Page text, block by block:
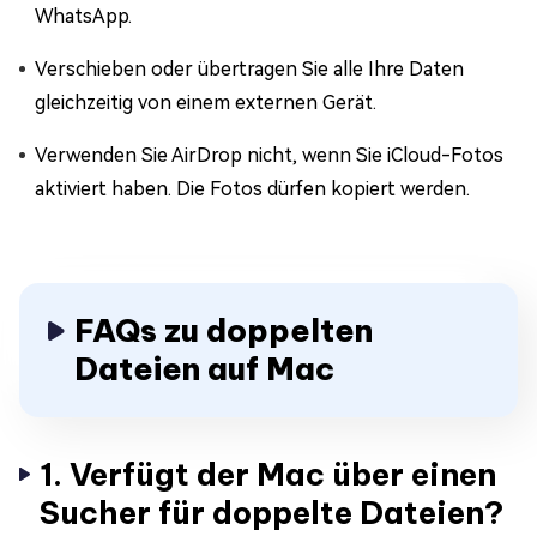
WhatsApp.
Verschieben oder übertragen Sie alle Ihre Daten
gleichzeitig von einem externen Gerät.
Verwenden Sie AirDrop nicht, wenn Sie iCloud-Fotos
aktiviert haben. Die Fotos dürfen kopiert werden.
FAQs zu doppelten
Dateien auf Mac
1. Verfügt der Mac über einen
Sucher für doppelte Dateien?